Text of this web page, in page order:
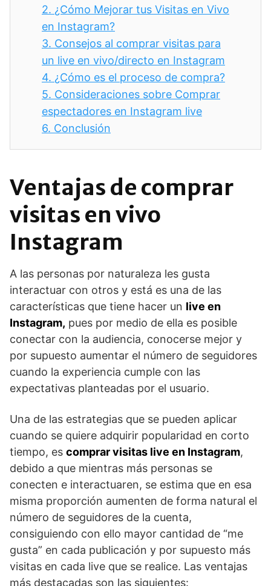
2. ¿Cómo Mejorar tus Visitas en Vivo
en Instagram?
3. Consejos al comprar visitas para
un live en vivo/directo en Instagram
4. ¿Cómo es el proceso de compra?
5. Consideraciones sobre Comprar
espectadores en Instagram live
6. Conclusión
Ventajas de comprar
visitas en vivo
Instagram
A las personas por naturaleza les gusta
interactuar con otros y está es una de las
características que tiene hacer un live en
Instagram, pues por medio de ella es posible
conectar con la audiencia, conocerse mejor y
por supuesto aumentar el número de seguidores
cuando la experiencia cumple con las
expectativas planteadas por el usuario.
Una de las estrategias que se pueden aplicar
cuando se quiere adquirir popularidad en corto
tiempo, es comprar visitas live en Instagram,
debido a que mientras más personas se
conecten e interactuaren, se estima que en esa
misma proporción aumenten de forma natural el
número de seguidores de la cuenta,
consiguiendo con ello mayor cantidad de “me
gusta” en cada publicación y por supuesto más
visitas en cada live que se realice. Las ventajas
más destacadas son las siguientes: